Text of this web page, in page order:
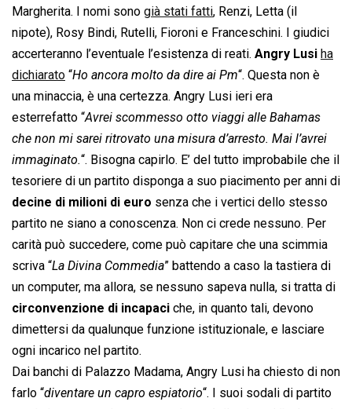
Margherita. I nomi sono già stati fatti, Renzi, Letta (il
nipote), Rosy Bindi, Rutelli, Fioroni e Franceschini. I giudici
accerteranno l’eventuale l’esistenza di reati. Angry Lusi ha
dichiarato “Ho ancora molto da dire ai Pm“. Questa non è
una minaccia, è una certezza. Angry Lusi ieri era
esterrefatto “Avrei scommesso otto viaggi alle Bahamas
che non mi sarei ritrovato una misura d’arresto. Mai l’avrei
immaginato.“. Bisogna capirlo. E’ del tutto improbabile che il
tesoriere di un partito disponga a suo piacimento per anni di
decine di milioni di euro senza che i vertici dello stesso
partito ne siano a conoscenza. Non ci crede nessuno. Per
carità può succedere, come può capitare che una scimmia
scriva “La Divina Commedia” battendo a caso la tastiera di
un computer, ma allora, se nessuno sapeva nulla, si tratta di
circonvenzione di incapaci che, in quanto tali, devono
dimettersi da qualunque funzione istituzionale, e lasciare
ogni incarico nel partito.
Dai banchi di Palazzo Madama, Angry Lusi ha chiesto di non
farlo “diventare un capro espiatorio“. I suoi sodali di partito